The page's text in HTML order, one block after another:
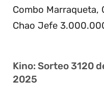
Combo
Chao Jefe
Kino: Sorteo 3120
2025